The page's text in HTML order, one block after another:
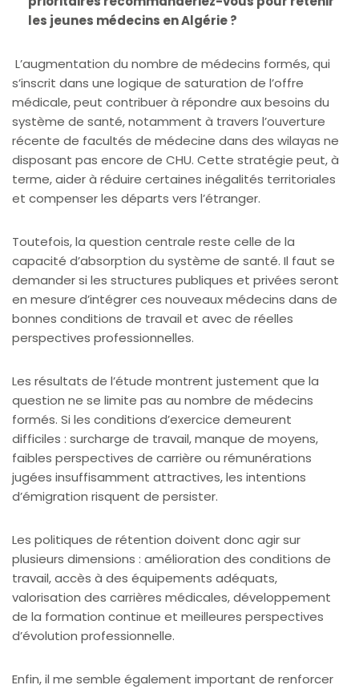
les jeunes médecins en Algérie ?
L’augmentation du nombre de médecins formés, qui
s’inscrit dans une logique de saturation de l’offre
médicale, peut contribuer à répondre aux besoins du
système de santé, notamment à travers l’ouverture
récente de facultés de médecine dans des wilayas ne
disposant pas encore de CHU. Cette stratégie peut, à
terme, aider à réduire certaines inégalités territoriales
et compenser les départs vers l’étranger.
Toutefois, la question centrale reste celle de la
capacité d’absorption du système de santé. Il faut se
demander si les structures publiques et privées seront
en mesure d’intégrer ces nouveaux médecins dans de
bonnes conditions de travail et avec de réelles
perspectives professionnelles.
Les résultats de l’étude montrent justement que la
question ne se limite pas au nombre de médecins
formés. Si les conditions d’exercice demeurent
difficiles : surcharge de travail, manque de moyens,
faibles perspectives de carrière ou rémunérations
jugées insuffisamment attractives, les intentions
d’émigration risquent de persister.
Les politiques de rétention doivent donc agir sur
plusieurs dimensions : amélioration des conditions de
travail, accès à des équipements adéquats,
valorisation des carrières médicales, développement
de la formation continue et meilleures perspectives
d’évolution professionnelle.
Enfin, il me semble également important de renforcer